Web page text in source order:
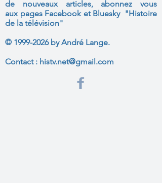
de nouveaux articles, abonnez vous
aux pages Facebook et Bluesky "Histoire
de la télévision"
© 1999-2026by André Lange.
Contact : histv.net@gmail.com